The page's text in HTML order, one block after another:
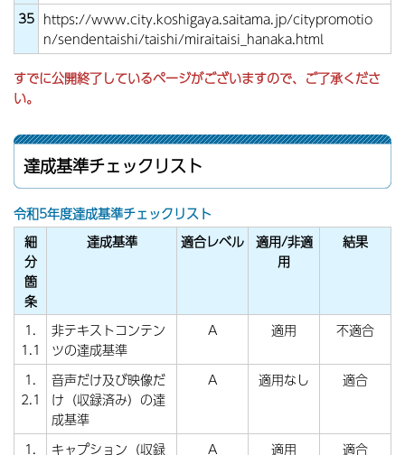
35 https://www.city.koshigaya.saitama.jp/citypromotio
n/sendentaishi/taishi/miraitaisi_hanaka.html
すでに公開終了しているページがございますので、ご了承くださ
い。
達成基準チェックリスト
令和5年度達成基準チェックリスト
細
分
箇
条
達成基準 適合レベル 適用/非適
用
結果
1.
1.1
非テキストコンテン
ツの達成基準
A 適用 不適合
1.
2.1
音声だけ及び映像だ
け（収録済み）の達
成基準
A 適用なし 適合
1.
キャプション（収録
A 適用 適合